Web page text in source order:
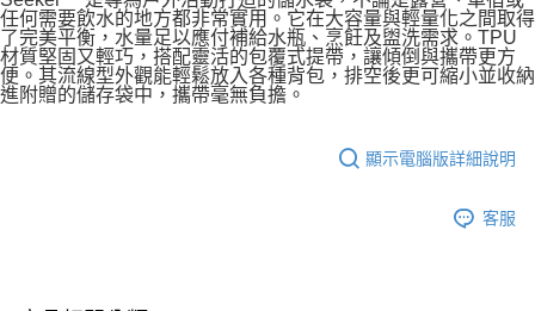
任何需要飲水的地方都非常實用。它在大容量與輕量化之間取得
了完美平衡，水量足以應付補給水瓶、烹飪及盥洗需求。TPU
材質堅固又輕巧，搭配靈活的包覆式提帶，讓傾倒與攜帶更方
便。其流線型外觀能輕鬆放入各種背包，排空後更可縮小並收納
進附贈的儲存袋中，攜帶毫無負擔。
顯示電腦版詳細說明
客服